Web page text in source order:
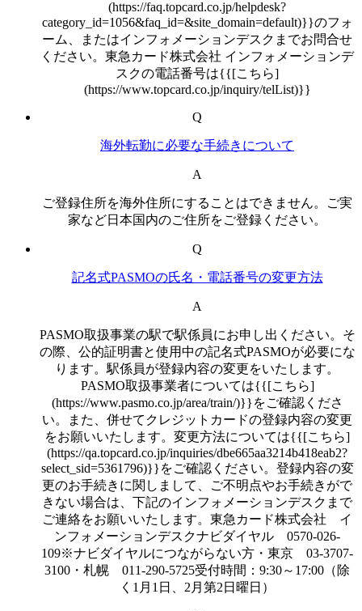
(https://faq.topcard.co.jp/helpdesk?
category_id=1056&faq_id=&site_domain=default)}}のフォ
ーム、またはインフォメーションデスクまでお問合せ
ください。東急カード株式会社 インフォメーションデ
スクの電話番号は{{[こちら]
(https://www.topcard.co.jp/inquiry/telList)}}
Q
海外転勤に必要な手続きについて
A
ご登録住所を海外住所にすることはできません。ご実
家など日本国内のご住所をご登録ください。
Q
記名式PASMOの氏名・電話番号の変更方法
A
PASMO取扱事業の駅で駅係員にお申し出ください。そ
の際、公的証明書と使用中の記名式PASMOが必要にな
ります。駅係員が登録内容の変更をいたします。
PASMO取扱事業者については{{[こちら]
(https://www.pasmo.co.jp/area/train/)}}をご確認くださ
い。また、併せてクレジットカードの登録内容の変更
をお願いいたします。変更方法については{{[こちら]
(https://qa.topcard.co.jp/inquiries/dbe665aa3214b418eab2?
select_sid=5361796)}}をご確認ください。登録内容の変
更のお手続きに関しまして、ご不明点やお手続きがで
きない場合は、下記のインフォメーションデスクまで
ご連絡をお願いいたします。東急カード株式会社 イ
ンフォメーションデスクナビダイヤル 0570-026-
109※ナビダイヤルにつながらない方・東京 03-3707-
3100・札幌 011-290-5725受付時間：9:30～17:00（除
く1月1日、2月第2日曜日）